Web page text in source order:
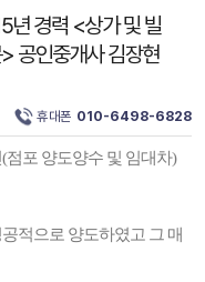
년 경력 <상가 및 빌
공인중개사 김장현
휴대폰 010-6498-6828
점포 양도양수 및 임대차)
적으로 양도하였고 그 매